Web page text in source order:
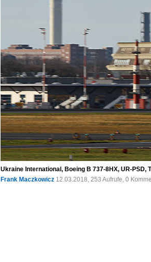
Ukraine International, Boeing B 737-8HX, UR-PSD,
Frank Maczkowicz 12.03.2018, 253 Aufrufe, 0